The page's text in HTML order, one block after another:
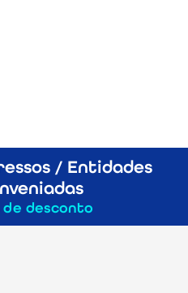
/ Entidades
de desconto